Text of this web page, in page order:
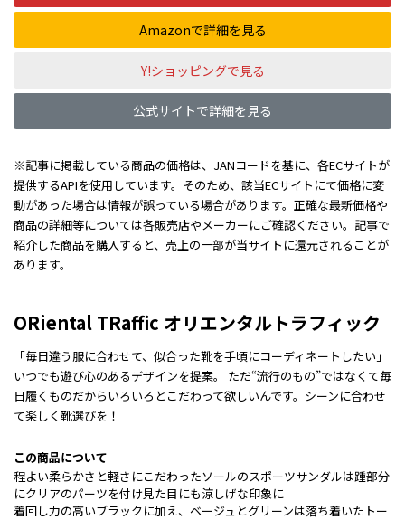
Amazonで詳細を見る
Y!ショッピングで見る
公式サイトで詳細を見る
※記事に掲載している商品の価格は、JANコードを基に、各ECサイトが
提供するAPIを使用しています。そのため、該当ECサイトにて価格に変
動があった場合は情報が誤っている場合があります。正確な最新価格や
商品の詳細等については各販売店やメーカーにご確認ください。記事で
紹介した商品を購入すると、売上の一部が当サイトに還元されることが
あります。
ORiental TRaffic オリエンタルトラフィック
「毎日違う服に合わせて、似合った靴を手頃にコーディネートしたい」
いつでも遊び心のあるデザインを提案。 ただ“流行のもの”ではなくて毎
日履くものだからいろいろとこだわって欲しいんです。シーンに合わせ
て楽しく靴選びを！
この商品について
程よい柔らかさと軽さにこだわったソールのスポーツサンダルは踵部分
にクリアのパーツを付け見た目にも涼しげな印象に
着回し力の高いブラックに加え、ベージュとグリーンは落ち着いたトー